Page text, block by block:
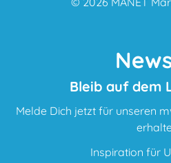
Bleib auf dem
Melde Dich jetzt für unseren
erhalte
Inspiration für